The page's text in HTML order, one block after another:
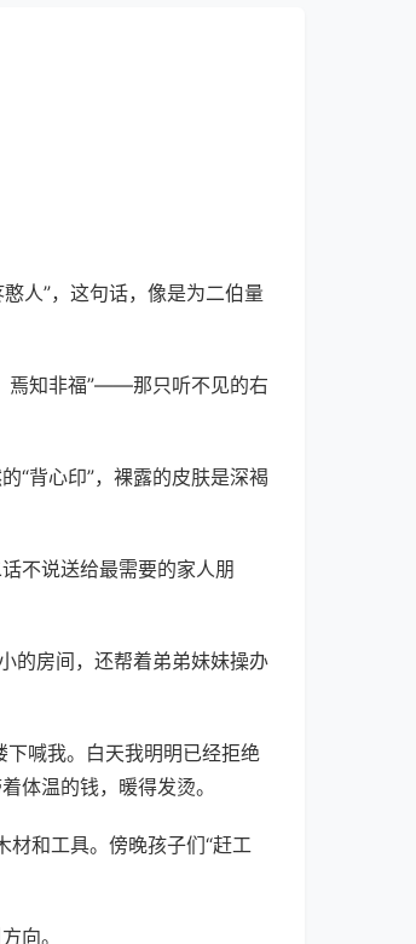
人”，这句话，像是为二伯量
焉知非福”——那只听不见的右
“背心印”，裸露的皮肤是深褐
不说送给最需要的家人朋
的房间，还帮着弟弟妹妹操办
喊我。白天我明明已经拒绝
体温的钱，暖得发烫。
材和工具。傍晚孩子们“赶工
向。